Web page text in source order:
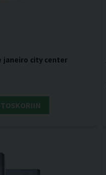
janeiro city center